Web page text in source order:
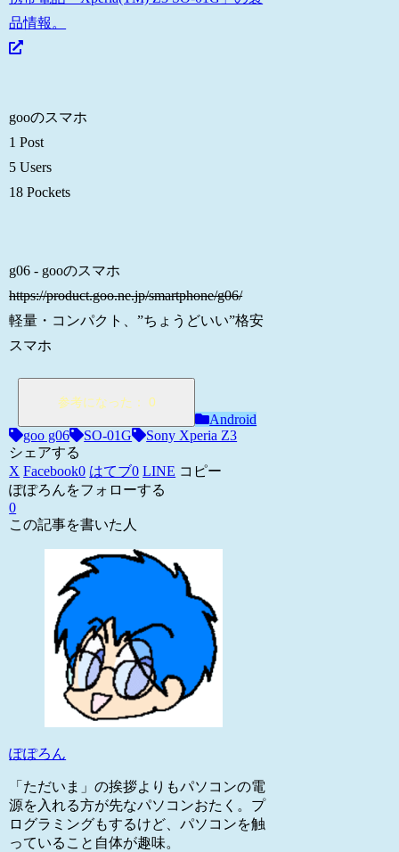
品情報。
gooのスマホ
1 Post
5 Users
18 Pockets
g06 - gooのスマホ
https://product.goo.ne.jp/smartphone/g06/
軽量・コンパクト、”ちょうどいい”格安
スマホ
Android
goo g06
SO-01G
Sony Xperia Z3
シェアする
X Facebook0 はてブ0 LINE コピー
ぽぽろんをフォローする
0
この記事を書いた人
ぽぽろん
「ただいま」の挨拶よりもパソコンの電
源を入れる方が先なパソコンおたく。プ
ログラミングもするけど、パソコンを触
っていること自体が趣味。